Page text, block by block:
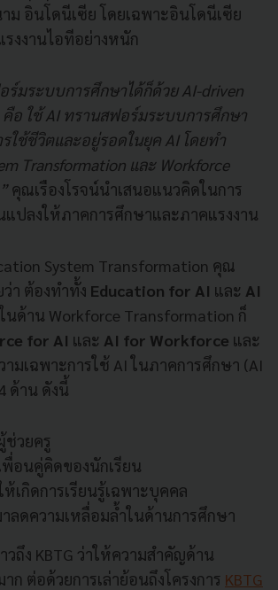
ม อินโดนีเซีย โดยเฉพาะอินโดนีเซีย
งงานไอทีอย่างหนัก
ร์มระบบการศึกษาได้ก็ด้วย AI-driven
คือ ใช้ AI ทรานสฟอร์มระบบการศึกษา
ใช้ชีวิตและอยู่รอดในยุค AI โดยทำ
Transformation และ Workforce
คุณเรืองโรจน์นำเสนอแนวคิดในการ
แปลงให้ภาคการศึกษาและภาคแรงงาน
System Transformation คุณ
ว่า ต้องทำทั้ง Education for AI และ AI
ในด้าน Workforce Transformation ก็
for AI และ AI for Workforce และ
มเฉพาะการใช้ AI ในภาคการศึกษา (AI
ด้าน ดังนี้
ช่วยครู
พื่อนคู่คิดของนักเรียน
ห้เกิดการเรียนรู้เฉพาะบุคคล
าลดความเหลื่อมล้ำในด้านการศึกษา
วถึง KBTG ว่าให้ความสำคัญด้าน
ก ต่อด้วยการเล่าย้อนถึงโครงการ KBTG